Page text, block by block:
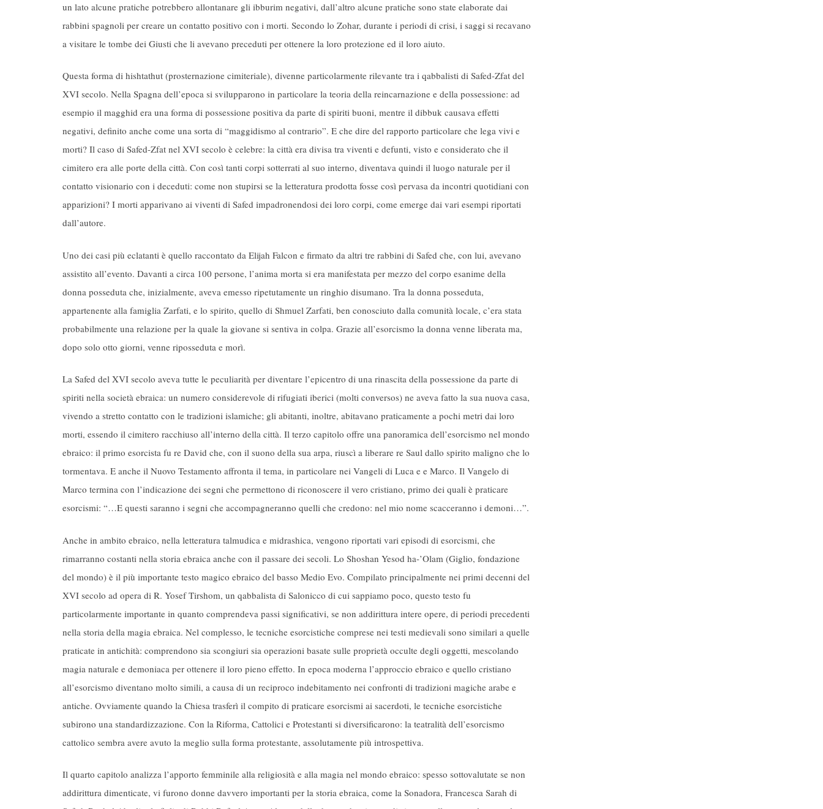
un lato alcune pratiche potrebbero allontanare gli ibburim negativi, dall’altro alcune pratiche sono state elaborate dai
rabbini spagnoli per creare un contatto positivo con i morti. Secondo lo Zohar, durante i periodi di crisi, i saggi si recavano
a visitare le tombe dei Giusti che li avevano preceduti per ottenere la loro protezione ed il loro aiuto.
Questa forma di hishtathut (prosternazione cimiteriale), divenne particolarmente rilevante tra i qabbalisti di Safed-Zfat del
XVI secolo. Nella Spagna dell’epoca si svilupparono in particolare la teoria della reincarnazione e della possessione: ad
esempio il magghid era una forma di possessione positiva da parte di spiriti buoni, mentre il dibbuk causava effetti
negativi, definito anche come una sorta di “maggidismo al contrario”. E che dire del rapporto particolare che lega vivi e
morti? Il caso di Safed-Zfat nel XVI secolo è celebre: la città era divisa tra viventi e defunti, visto e considerato che il
cimitero era alle porte della città. Con così tanti corpi sotterrati al suo interno, diventava quindi il luogo naturale per il
contatto visionario con i deceduti: come non stupirsi se la letteratura prodotta fosse così pervasa da incontri quotidiani con
apparizioni? I morti apparivano ai viventi di Safed impadronendosi dei loro corpi, come emerge dai vari esempi riportati
dall’autore.
Uno dei casi più eclatanti è quello raccontato da Elijah Falcon e firmato da altri tre rabbini di Safed che, con lui, avevano
assistito all’evento. Davanti a circa 100 persone, l’anima morta si era manifestata per mezzo del corpo esanime della
donna posseduta che, inizialmente, aveva emesso ripetutamente un ringhio disumano. Tra la donna posseduta,
appartenente alla famiglia Zarfati, e lo spirito, quello di Shmuel Zarfati, ben conosciuto dalla comunità locale, c’era stata
probabilmente una relazione per la quale la giovane si sentiva in colpa. Grazie all’esorcismo la donna venne liberata ma,
dopo solo otto giorni, venne riposseduta e morì.
La Safed del XVI secolo aveva tutte le peculiarità per diventare l’epicentro di una rinascita della possessione da parte di
spiriti nella società ebraica: un numero considerevole di rifugiati iberici (molti conversos) ne aveva fatto la sua nuova casa,
vivendo a stretto contatto con le tradizioni islamiche; gli abitanti, inoltre, abitavano praticamente a pochi metri dai loro
morti, essendo il cimitero racchiuso all’interno della città. Il terzo capitolo offre una panoramica dell’esorcismo nel mondo
ebraico: il primo esorcista fu re David che, con il suono della sua arpa, riuscì a liberare re Saul dallo spirito maligno che lo
tormentava. E anche il Nuovo Testamento affronta il tema, in particolare nei Vangeli di Luca e e Marco. Il Vangelo di
Marco termina con l’indicazione dei segni che permettono di riconoscere il vero cristiano, primo dei quali è praticare
esorcismi: “…E questi saranno i segni che accompagneranno quelli che credono: nel mio nome scacceranno i demoni…”.
Anche in ambito ebraico, nella letteratura talmudica e midrashica, vengono riportati vari episodi di esorcismi, che
rimarranno costanti nella storia ebraica anche con il passare dei secoli. Lo Shoshan Yesod ha-’Olam (Giglio, fondazione
del mondo) è il più importante testo magico ebraico del basso Medio Evo. Compilato principalmente nei primi decenni del
XVI secolo ad opera di R. Yosef Tirshom, un qabbalista di Salonicco di cui sappiamo poco, questo testo fu
particolarmente importante in quanto comprendeva passi significativi, se non addirittura intere opere, di periodi precedenti
nella storia della magia ebraica. Nel complesso, le tecniche esorcistiche comprese nei testi medievali sono similari a quelle
praticate in antichità: comprendono sia scongiuri sia operazioni basate sulle proprietà occulte degli oggetti, mescolando
magia naturale e demoniaca per ottenere il loro pieno effetto. In epoca moderna l’approccio ebraico e quello cristiano
all’esorcismo diventano molto simili, a causa di un reciproco indebitamento nei confronti di tradizioni magiche arabe e
antiche. Ovviamente quando la Chiesa trasferì il compito di praticare esorcismi ai sacerdoti, le tecniche esorcistiche
subirono una standardizzazione. Con la Riforma, Cattolici e Protestanti si diversificarono: la teatralità dell’esorcismo
cattolico sembra avere avuto la meglio sulla forma protestante, assolutamente più introspettiva.
Il quarto capitolo analizza l’apporto femminile alla religiosità e alla magia nel mondo ebraico: spesso sottovalutate se non
addirittura dimenticate, vi furono donne davvero importanti per la storia ebraica, come la Sonadora, Francesca Sarah di